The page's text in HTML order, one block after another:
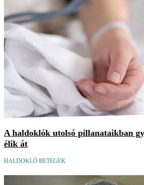
A haldoklók utolsó pillanataikban
élik át
HALDOKLÓ BETEGEK